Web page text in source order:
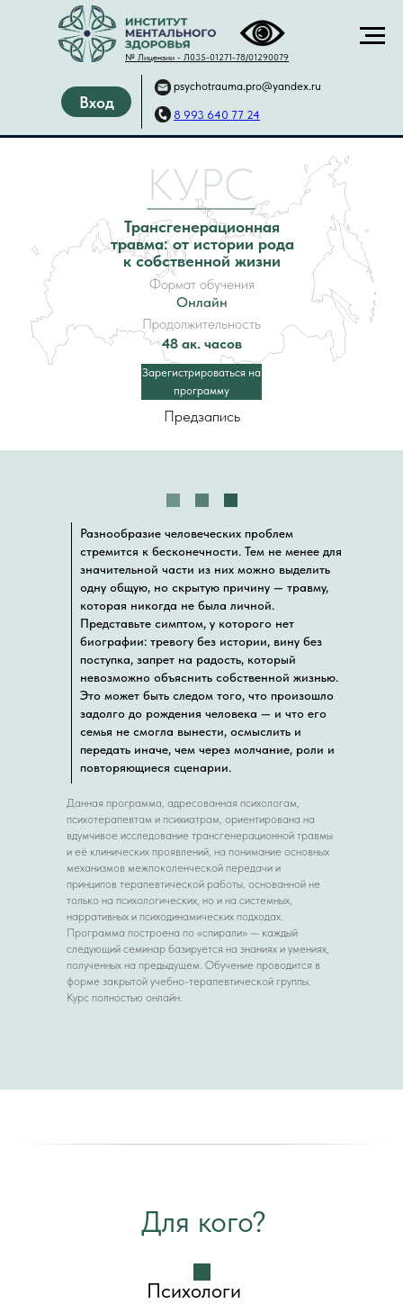
№ Лицензии - Л035-01271-78/01290079
8 993 640 77 24
psychotrauma.pro@yandex.ru
Вход
Трансгенерационная
травма: от истории рода
к собственной жизни
КУРС
Зарегистрироваться на
программу
Формат обучения
Онлайн
Предзапись
Продолжительность
48 ак. часов
Разнообразие человеческих проблем
стремится к бесконечности. Тем не менее для
значительной части из них можно выделить
одну общую, но скрытую причину — травму,
которая никогда не была личной.
Представьте симптом, у которого нет
биографии: тревогу без истории, вину без
поступка, запрет на радость, который
невозможно объяснить собственной жизнью.
Это может быть следом того, что произошло
задолго до рождения человека — и что его
семья не смогла вынести, осмыслить и
передать иначе, чем через молчание, роли и
повторяющиеся сценарии.
Данная программа, адресованная психологам,
психотерапевтам и психиатрам, ориентирована на
вдумчивое исследование трансгенерационной травмы
и её клинических проявлений, на понимание основных
механизмов межпоколенческой передачи и
принципов терапевтической работы, основанной не
только на психологических, но и на системных,
нарративных и психодинамических подходах.
Программа построена по «спирали» — каждый
следующий семинар базируется на знаниях и умениях,
полученных на предыдущем. Обучение проводится в
форме закрытой учебно-терапевтической группы.
Курс полностью онлайн.
Для кого?
Психологи